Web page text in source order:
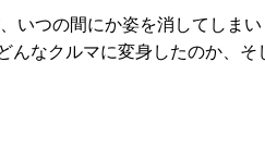
いつの間にか姿を消してしま
んなクルマに変身したのか、そ